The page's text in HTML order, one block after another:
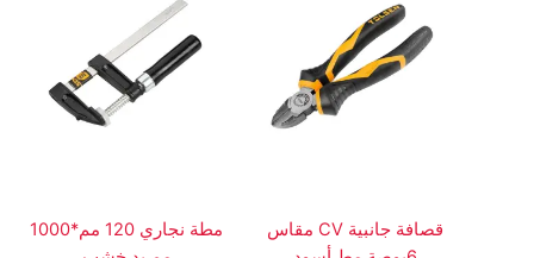
قصافة جانبية CV مقاس
مطة نجاري 120 مم*1000